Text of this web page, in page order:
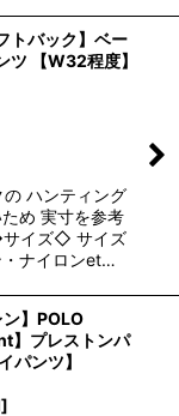
トバック】ベー
ツ 【W32程度】
ハンティング
め 実寸を参考
サイズ◇ サイズ
ナイロンet…
】POLO
】プレストンパ
パンツ】
]